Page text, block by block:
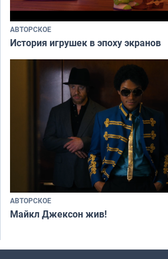
АВТОРСКОЕ
История игрушек в эпоху экранов
АВТОРСКОЕ
Майкл Джексон жив!